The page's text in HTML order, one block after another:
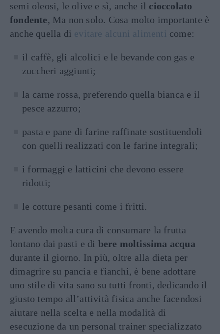
semi oleosi, le olive e sì, anche il cioccolato
fondente, Ma non solo. Cosa molto importante è
anche quella di evitare alcuni alimenti come:
il caffè, gli alcolici e le bevande con gas e
zuccheri aggiunti;
la carne rossa, preferendo quella bianca e il
pesce azzurro;
pasta e pane di farine raffinate sostituendoli
con quelli realizzati con le farine integrali;
i formaggi e latticini che devono essere
ridotti;
le cotture pesanti come i fritti.
E avendo molta cura di consumare la frutta
lontano dai pasti e di bere moltissima acqua
durante il giorno. In più, oltre alla dieta per
dimagrire su pancia e fianchi, è bene adottare
uno stile di vita sano su tutti fronti, dedicando il
giusto tempo all’attività fisica anche facendosi
aiutare nella scelta e nella modalità di
esecuzione da un personal trainer specializzato